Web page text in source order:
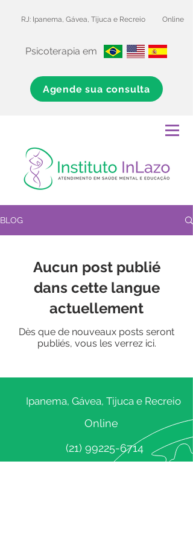
RJ: Ipanema, Gávea, Tijuca e Recreio Online
Psicoterapia em
Agende sua consulta
BLOG
Aucun post publié
dans cette langue
actuellement
Dès que de nouveaux posts seront
publiés, vous les verrez ici.
Ipanema, Gávea, Tijuca e Recreio
Online
(21) 99225-6714